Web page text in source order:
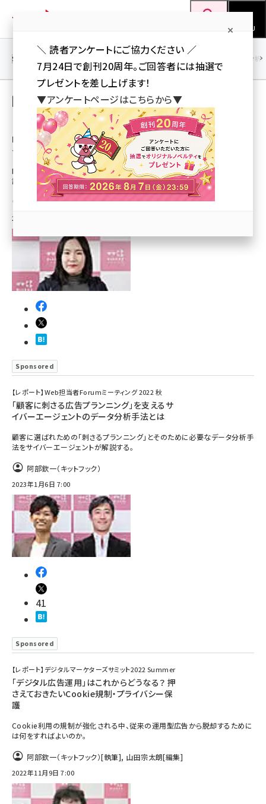
ン
MENU
seo (3516)
ai (2799)
youtube (2420)
note (2308)
z世代 (1617)
meo (1274)
llmo (1155)
SEO アクセス解析／データ分析
阿部欽一（キットフック） の記事（新着順）
【レポート】Web担当者Forumミーティング 2022 秋
BtoB企業の必須施策「メールマーケティン
グ」明日から実践できる6つのTipsとは
BtoB企業の必須施策「メルマガ」。戦略的なメールマーケティングの基礎知
識から、効果測定の手法、成果に繋がる6つのTipsを解説する。
阿部欽一（キットフック）
2023年1月13日 7:00
Sponsored
【レポート】Web担当者Forumミーティング 2022 秋
「顧客に刺さる広告プランニング」を支えるサ
イバーエージェントのデータ分析手法とは
顧客に選ばれための「刺さるプランニング」とそのために必要なデータ分析手
法をサイバーエージェントが解説する。
阿部欽一（キットフック）
2023年1月6日 7:00
41
Sponsored
【レポート】デジタルマーケターズサミット2022 Summer
「デジタル広告運用」はこれからどうなる？ 押
さえておきたいCookie規制・プライバシー保
護
Cookie利用の規制が強化される中、従来の運用型広告から脱却するために
は何をすればよいのか。
阿部欽一（キットフック）[執筆], 山田宗太朗[編集]
2022年11月9日 7:00
＼ 読者アンケートにご協力ください ／
7月24日で創刊20周年。ご回答者には抽選で
プレゼントを差し上げます！
▼アンケートページはこちらから▼